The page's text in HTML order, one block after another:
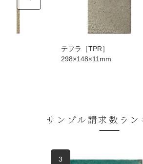
テフラ［TPR］
298×148×11mm
サンプル請求数ラン
3